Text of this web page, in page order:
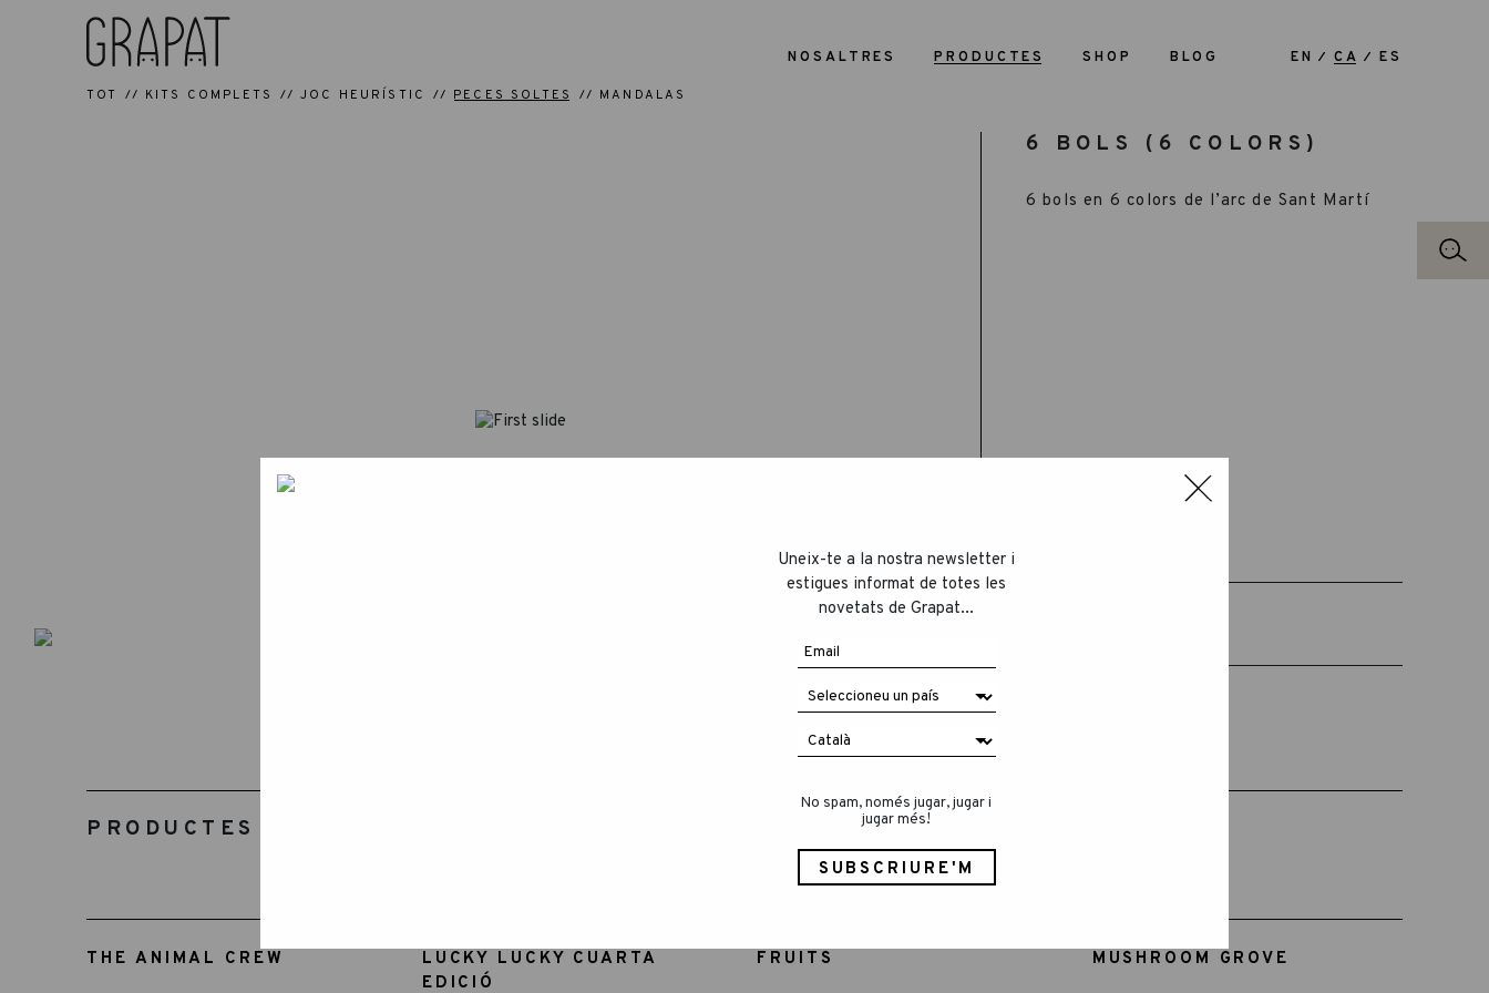
NOSALTRES PRODUCTES SHOP BLOG EN CA ES
TOT KITS COMPLETS JOC HEURÍSTIC PECES SOLTES MANDALAS
6 BOLS (6 COLORS)
6 bols en 6 colors de l’arc de Sant Martí
PRODUCTES RELACIONATS
THE ANIMAL CREW
LUCKY LUCKY CUARTA
EDICIÓ
FRUITS MUSHROOM GROVE
Uneix-te a la nostra newsletter i
estigues informat de totes les
novetats de Grapat...
No spam, només jugar, jugar i
jugar més!